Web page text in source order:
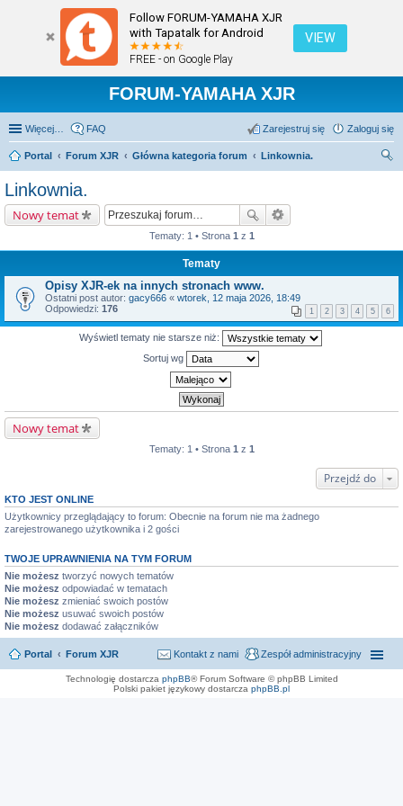
Follow FORUM-YAMAHA XJR
with Tapatalk for Android
FREE - on Google Play
VIEW
FORUM-YAMAHA XJR
Więcej… FAQ Zaloguj się
Zarejestruj się
Portal Forum XJR Główna kategoria forum
Linkownia.
Linkownia.
Nowy temat
Tematy: 1 • Strona 1 z 1
Tematy
Opisy XJR-ek na innych stronach www.
Ostatni post autor: gacy666 « wtorek, 12 maja 2026, 18:49
Odpowiedzi: 176 1 2 3 4 5 6
Wyświetl tematy nie starsze niż:
Sortuj wg
Nowy temat
Tematy: 1 • Strona 1 z 1
Przejdź do
KTO JEST ONLINE
Użytkownicy przeglądający to forum: Obecnie na forum nie ma żadnego
zarejestrowanego użytkownika i 2 gości
TWOJE UPRAWNIENIA NA TYM FORUM
Nie możesz tworzyć nowych tematów
Nie możesz odpowiadać w tematach
Nie możesz zmieniać swoich postów
Nie możesz usuwać swoich postów
Nie możesz dodawać załączników
Portal Forum XJR Zespół administracyjny
Kontakt z nami
Technologię dostarcza phpBB® Forum Software © phpBB Limited
Polski pakiet językowy dostarcza phpBB.pl